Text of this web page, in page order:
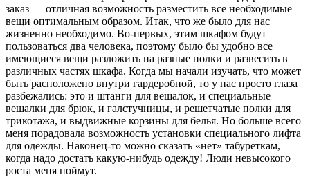
заказ — отличная возможность разместить все необходимые
вещи оптимальным образом. Итак, что же было для нас
жизненно необходимо. Во-первых, этим шкафом будут
пользоваться два человека, поэтому было бы удобно все
имеющиеся вещи разложить на разные полки и развесить в
различных частях шкафа. Когда мы начали изучать, что может
быть расположено внутри гардеробной, то у нас просто глаза
разбежались: это и штанги для вешалок, и специальные
вешалки для брюк, и галстучницы, и решетчатые полки для
трикотажа, и выдвижные корзины для белья. Но больше всего
меня порадовала возможность установки специального лифта
для одежды. Наконец-то можно сказать «нет» табуреткам,
когда надо достать какую-нибудь одежду! Люди невысокого
роста меня поймут.